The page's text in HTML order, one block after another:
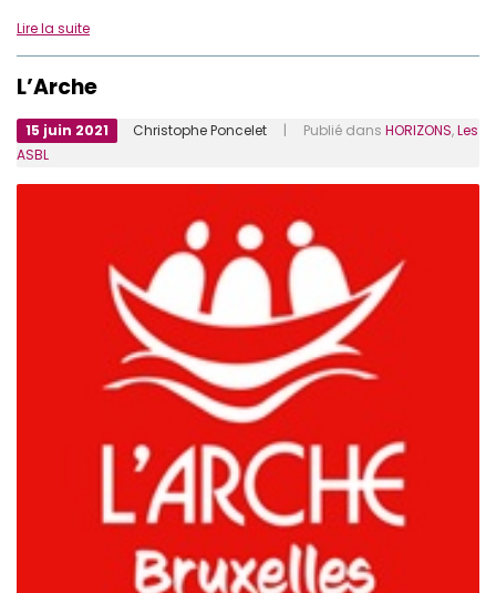
Lire la suite
L’Arche
15 juin 2021 Christophe Poncelet | Publié dans HORIZONS,Les
ASBL